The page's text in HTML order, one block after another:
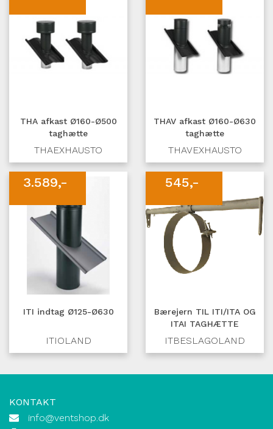
THA afkast Ø160-Ø500
taghætte
THAEXHAUSTO
THAV afkast Ø160-Ø630
taghætte
THAVEXHAUSTO
3.589,-
ITI indtag Ø125-Ø630
ITIOLAND
545,-
Bærejern TIL ITI/ITA OG
ITAI TAGHÆTTE
ITBESLAGOLAND
KONTAKT
info@ventshop.dk